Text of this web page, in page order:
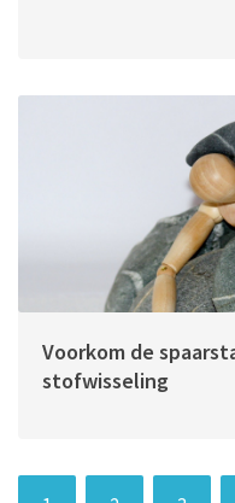
Voorkom de
stofwisseling